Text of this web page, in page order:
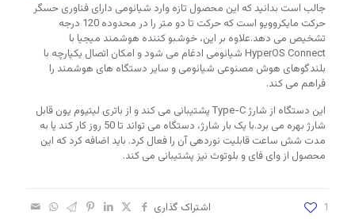
جالب است بدانید که این محصول تازه وارد شیائومی دارای فناوری حسگر
حرکت مایکروویو است که حرکت تا دو متر را در محدوده 120 درجه
تشخیص می دهد.علاوه بر این، خوشبو کننده هوشمند میجیا با
HyperOS Connect شیائومی ادغام می شود و امکان اتصال یکپارچه با
بلندگوهای هوش مصنوعی شیائومی و سایر دستگاه های هوشمند را
فراهم می کند.
این دستگاه از شارژ Type-C پشتیبانی می کند و از باتری لیتیوم یون قابل
شارژ بهره می برد.با یک بار شارژ، دستگاه می تواند تا 50 روز کار کند یا به
مدت شش ساعت قابلیت نوردهی آن را فعال کرد. باید اضافه کرد که این
محصول از وای فای و بلوتوث نیز پشتیبانی می کند.
اشتراک گذاری 1